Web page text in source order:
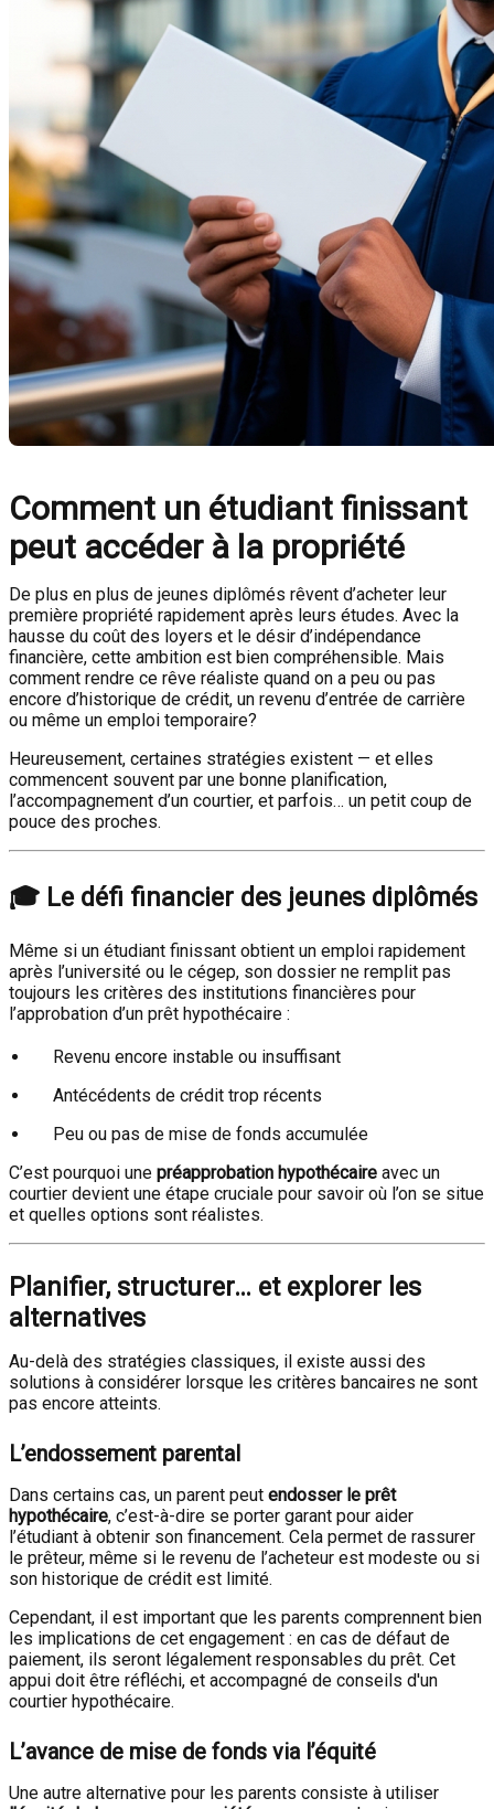
Comment un étudiant finissant
peut accéder à la propriété
De plus en plus de jeunes diplômés rêvent d’acheter leur
première propriété rapidement après leurs études. Avec la
hausse du coût des loyers et le désir d’indépendance
financière, cette ambition est bien compréhensible. Mais
comment rendre ce rêve réaliste quand on a peu ou pas
encore d’historique de crédit, un revenu d’entrée de carrière
ou même un emploi temporaire?
Heureusement, certaines stratégies existent — et elles
commencent souvent par une bonne planification,
l’accompagnement d’un courtier, et parfois… un petit coup de
pouce des proches.
🎓 Le défi financier des jeunes diplômés
Même si un étudiant finissant obtient un emploi rapidement
après l’université ou le cégep, son dossier ne remplit pas
toujours les critères des institutions financières pour
l’approbation d’un prêt hypothécaire :
Revenu encore instable ou insuffisant
Antécédents de crédit trop récents
Peu ou pas de mise de fonds accumulée
C’est pourquoi une préapprobation hypothécaire avec un
courtier devient une étape cruciale pour savoir où l’on se situe
et quelles options sont réalistes.
Planifier, structurer… et explorer les
alternatives
Au-delà des stratégies classiques, il existe aussi des
solutions à considérer lorsque les critères bancaires ne sont
pas encore atteints.
L’endossement parental
Dans certains cas, un parent peut endosser le prêt
hypothécaire, c’est-à-dire se porter garant pour aider
l’étudiant à obtenir son financement. Cela permet de rassurer
le prêteur, même si le revenu de l’acheteur est modeste ou si
son historique de crédit est limité.
Cependant, il est important que les parents comprennent bien
les implications de cet engagement : en cas de défaut de
paiement, ils seront légalement responsables du prêt. Cet
appui doit être réfléchi, et accompagné de conseils d'un
courtier hypothécaire.
L’avance de mise de fonds via l’équité
Une autre alternative pour les parents consiste à utiliser